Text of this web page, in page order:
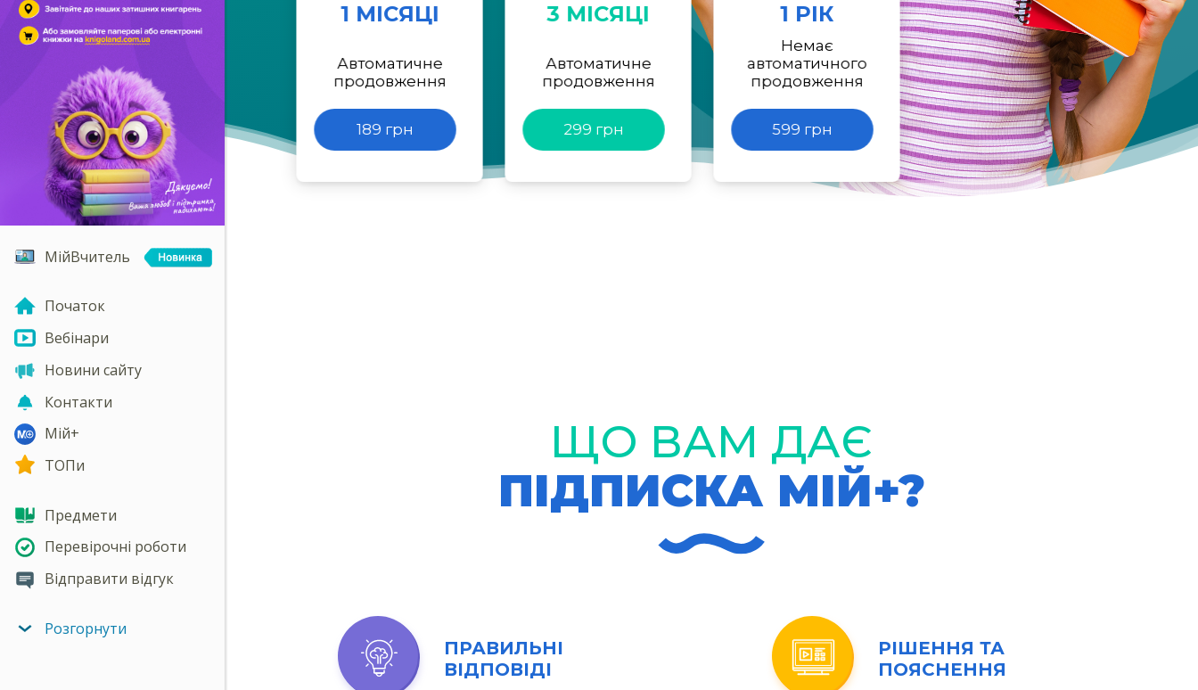
МійВчитель
Початок
Вебінари
Новини сайту
Контакти
Мій+
ТОПи
Предмети
Перевірочні роботи
Відправити відгук
Розгорнути
1 МІСЯЦІ
Автоматичне
продовження
189 грн
3 МІСЯЦІ
Автоматичне
продовження
299 грн
1 РІК
Немає
автоматичного
продовження
599 грн
ЩО ВАМ ДАЄ
ПІДПИСКА МІЙ+?
ПРАВИЛЬНІ
ВІДПОВІДІ
РІШЕННЯ ТА
ПОЯСНЕННЯ